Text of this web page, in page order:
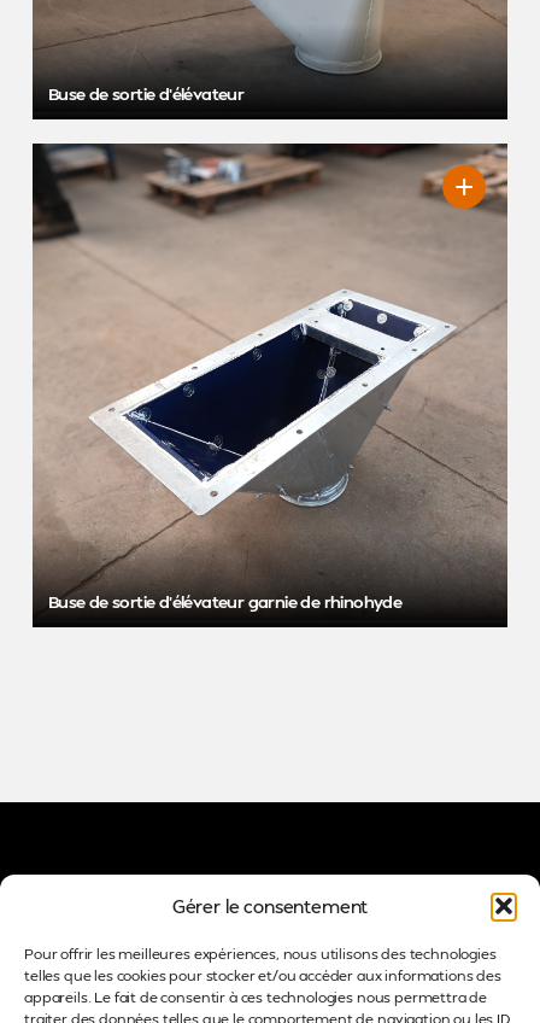
Gérer le consentement
Pour offrir les meilleures expériences, nous utilisons des technologies
telles que les cookies pour stocker et/ou accéder aux informations des
appareils. Le fait de consentir à ces technologies nous permettra de
traiter des données telles que le comportement de navigation ou les ID
Buse de sortie d’élévateur
Buse de sortie d’élévateur garnie de rhinohyde
Castel Concept
Zone du Vern
4 rue du Ponant
29400 Landivisiau